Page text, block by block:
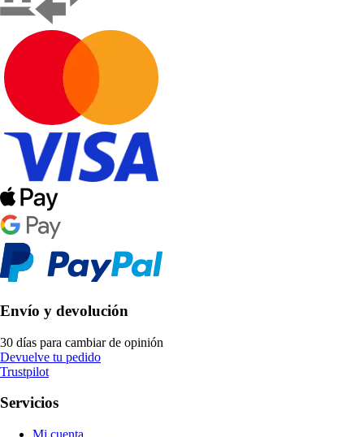
Envío y devolución
30 días para cambiar de opinión
Devuelve tu pedido
Trustpilot
Servicios
Mi cuenta